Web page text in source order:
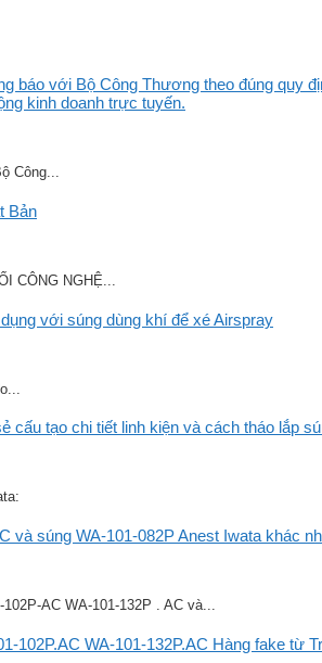
báo với Bộ Công Thương theo đúng
kinh doanh trực tuyến.
Công...
Bản
CÔNG NGHỆ...
với súng dùng khí để xé Airspray
cấu tạo chi tiết linh kiện và cách tháo lắp
và súng WA-101-082P Anest Iwata khác
AC WA-101-132P . AC và...
102P.AC WA-101-132P.AC Hàng fake từ